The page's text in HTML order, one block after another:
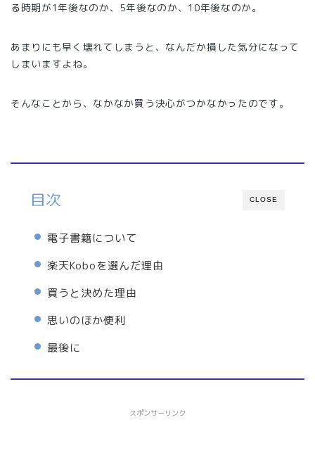
る時期が1年後なのか、5年後なのか、10年後なのか。
あまりにも早く壊れてしまうと、なんだか損した気分になって
しまいますよね。
そんなことから、なかなか買う決心がつかなかったのです。
CLOSE
目次
電子書籍について
楽天Koboを選んだ理由
買うと決めた理由
思いのほか便利
最後に
スポンサーリンク